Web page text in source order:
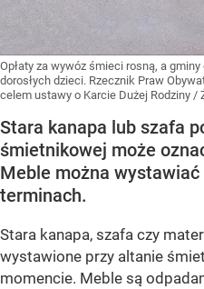
Opłaty za wywóz śmieci rosną, a
dorosłych dzieci. Rzecznik Praw
celem ustawy o Karcie Dużej Rodziny /
Stara kanapa lub szafa
śmietnikowej może
Meble można
terminach.
Stara kanapa, szafa czy
wystawione przy altanie
momencie. Meble są